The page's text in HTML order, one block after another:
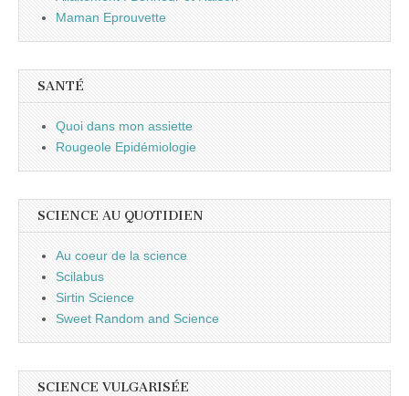
Maman Eprouvette
SANTÉ
Quoi dans mon assiette
Rougeole Epidémiologie
SCIENCE AU QUOTIDIEN
Au coeur de la science
Scilabus
Sirtin Science
Sweet Random and Science
SCIENCE VULGARISÉE